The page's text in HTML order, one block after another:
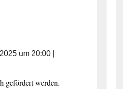
um 20:00|
gefördert werden.